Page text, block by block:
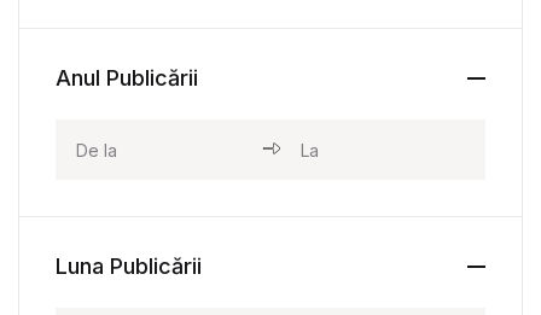
Anul Publicării
Luna Publicării